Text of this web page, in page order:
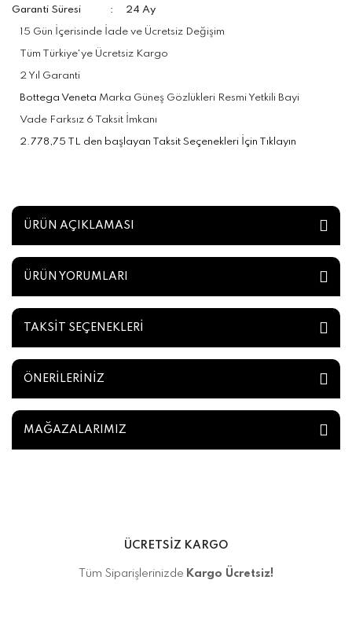
Garanti Süresi 24 Ay
15 Gün İçerisinde İade ve Ücretsiz Değişim
Tüm Türkiye'ye Ücretsiz Kargo
2 Yıl Garanti
Bottega Veneta Marka Güneş Gözlükleri Resmi Yetkili Bayi
Vade Farksız 6 Taksit İmkanı
2.778,75 TL den başlayan Taksit Seçenekleri İçin Tıklayın
ÜRÜN AÇIKLAMASI
ÜRÜN YORUMLARI
TAKSİT SEÇENEKLERİ
ÖNERİLERİNİZ
MAĞAZALARIMIZ
ÜCRETSİZ KARGO
Tüm Siparişlerinizde Kargo Ücretsiz!